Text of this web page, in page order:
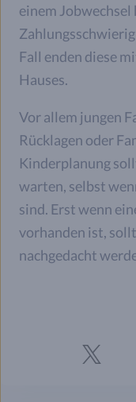
einem
Fall enden diese
Hauses.
Vor allem jungen
Rücklagen oder
Kinderplanung
warten, selbst
sind. Erst wenn
vorhanden ist,
nachgedacht